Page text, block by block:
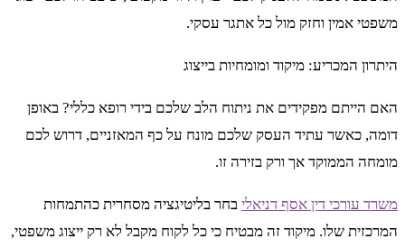
משפטי אמין וחזק מול כל אתגר עסקי.
היתרון המכריע: מיקוד ומומחיות בייצוג
האם הייתם מפקידים את ניתוח הלב שלכם בידי רופא כללי? באופן
דומה, כאשר עתיד העסק שלכם מונח על כף המאזניים, דרוש לכם
מומחה הממוקד אך ורק בזירה זו.
משרד עורכי דין אסף דניאלי בחר בליטיגציה מסחרית כהתמחות
המרכזית שלו. מיקוד זה מבטיח כי כל לקוח מקבל לא רק ייצוג משפטי,